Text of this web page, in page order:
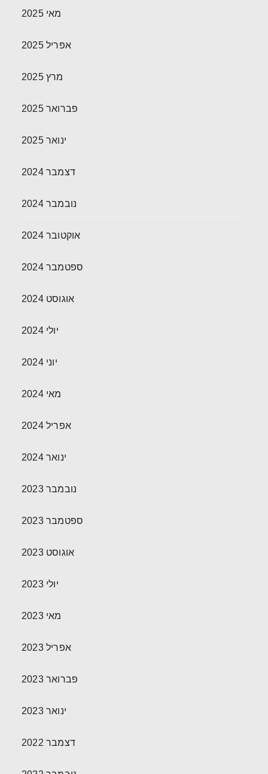
מאי 2025
אפריל 2025
מרץ 2025
פברואר 2025
ינואר 2025
דצמבר 2024
נובמבר 2024
אוקטובר 2024
ספטמבר 2024
אוגוסט 2024
יולי 2024
יוני 2024
מאי 2024
אפריל 2024
ינואר 2024
נובמבר 2023
ספטמבר 2023
אוגוסט 2023
יולי 2023
מאי 2023
אפריל 2023
פברואר 2023
ינואר 2023
דצמבר 2022